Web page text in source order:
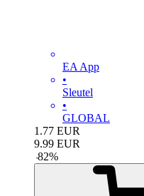
EA App
•
Sleutel
•
GLOBAL
1.77 EUR
9.99 EUR
-82%